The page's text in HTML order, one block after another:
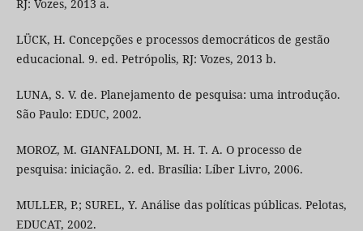
RJ: Vozes, 2013 a.
LÜCK, H. Concepções e processos democráticos de gestão
educacional. 9. ed. Petrópolis, RJ: Vozes, 2013 b.
LUNA, S. V. de. Planejamento de pesquisa: uma introdução.
São Paulo: EDUC, 2002.
MOROZ, M. GIANFALDONI, M. H. T. A. O processo de
pesquisa: iniciação. 2. ed. Brasília: Líber Livro, 2006.
MULLER, P.; SUREL, Y. Análise das políticas públicas. Pelotas,
EDUCAT, 2002.